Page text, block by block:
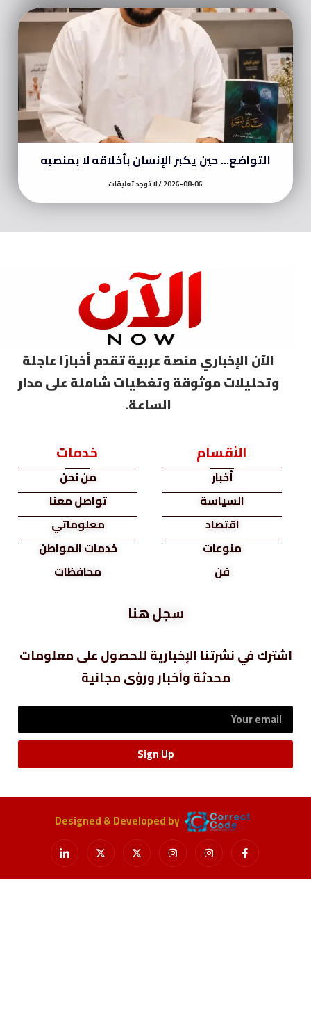
التواضع… حين يكبر الإنسان بأخلاقه لا بمنصبه
2026-08-06 لا توجد تعليقات
الآن الإخباري منصة عربية تقدم أخبارًا عاجلة
وتحليلات موثوقة وتغطيات شاملة على مدار
الساعة.
الأقسام
أخبار
السياسة
اقتصاد
منوعات
فن
خدمات
من نحن
تواصل معنا
معلوماتي
خدمات المواطن
محافظات
سجل هنا
اشترك في نشرتنا الإخبارية للحصول على معلومات
محدثة وأخبار ورؤى مجانية
Sign Up
Designed & Developed by